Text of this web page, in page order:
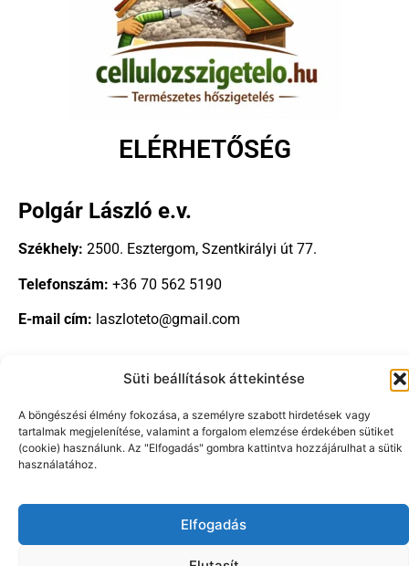
Süti beállítások áttekintése
A böngészési élmény fokozása, a személyre szabott hirdetések vagy
tartalmak megjelenítése, valamint a forgalom elemzése érdekében sütiket
(cookie) használunk. Az "Elfogadás" gombra kattintva hozzájárulhat a sütik
használatához.
Elfogadás
ELÉRHETŐSÉG
Polgár László e.v.
Székhely: 2500. Esztergom, Szentkirályi út 77.
Telefonszám: +36 70 562 5190
E-mail cím: laszloteto@gmail.com
Copyright © 2024-2026 |cellulozszigetelo.hu| Minden jog
fenntartva!